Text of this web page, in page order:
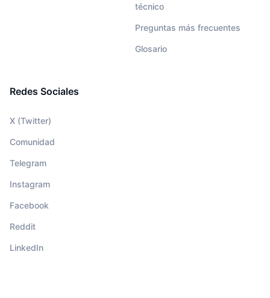
técnico
Preguntas más frecuentes
Glosario
Redes Sociales
X (Twitter)
Comunidad
Telegram
Instagram
Facebook
Reddit
LinkedIn